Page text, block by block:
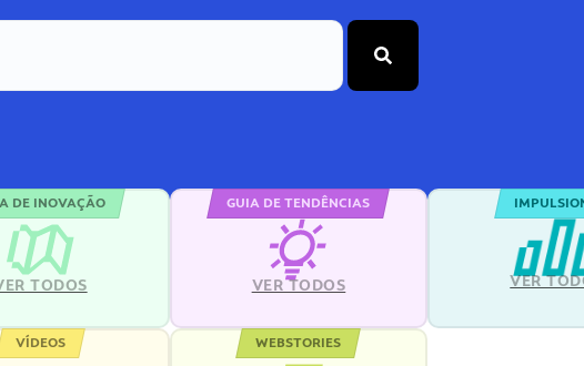
DE INOVAÇÃO
TODOS
GUIA DE TENDÊNCIAS
VER TODOS VER
VÍDEOS WEBSTORIES